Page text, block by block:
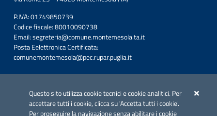
Questo sito utilizza cookie tecnici e cookie analitici. Per
accettare tutti i cookie, clicca su 'Accetta tutti i cookie'.
Per proseguire la navigazione senza abilitare i cookie
P.IVA: 01749850739
Codice fiscale: 80010090738
Email:segreteria@comune.montemesola.ta.it
Posta Eelettronica Certificata:
comunemontemesola@pec.rupar.puglia.it
Azione 2.3.